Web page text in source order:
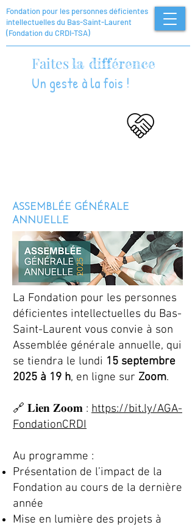
Faites la différence
Un geste à la fois !
Fondation pour les personnes déficientes
intellectuellesdu Bas-Saint-Laurent
(Fondation du CRDI-TSA)
ASSEMBLÉE GÉNÉRALE
ANNUELLE
La Fondation pour les personnes
déficientes intellectuelles du Bas-
Saint-Laurent vous convie à son
Assemblée générale annuelle, qui
se tiendra le lundi 15 septembre
2025 à 19 h, en ligne sur Zoom.
🔗 𝐋𝐢𝐞𝐧 𝐙𝐨𝐨𝐦 : https://bit.ly/AGA-
FondationCRDI
Au programme :
Présentation de l’impact de la
Fondation au cours de la dernière
année
Mise en lumière des projets à